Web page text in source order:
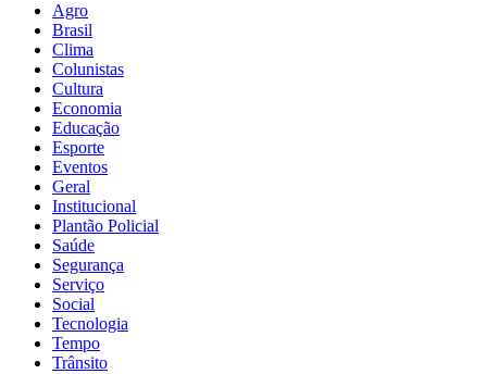
Agro
Brasil
Clima
Colunistas
Cultura
Economia
Educação
Esporte
Eventos
Geral
Institucional
Plantão Policial
Saúde
Segurança
Serviço
Social
Tecnologia
Tempo
Trânsito